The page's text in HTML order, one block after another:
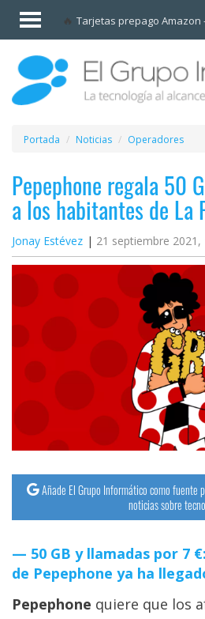
Tarjetas prepago Amazon
Invitado
Iniciar
sesión /
Registrarse
Esenciales
Móviles
Ofertas
Apps
Redes
sociales
Plataformas
streaming
Operadores
Trucos
y
Tutoriales
Sistemas
operativos
Portada Noticias Operadores
Pepephone regala 50
a los habitantes de La
Jonay Estévez 21 septiembre 2021,
Añade El Grupo Informático como fuente
noticias sobre
50 GB y llamadas por 7
de Pepephone ya ha
Pepephone quiere que los